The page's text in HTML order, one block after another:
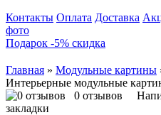
Контакты Оплата Доставка
фото
Подарок -5% скидка
Главная » Модульные картины
Интерьерные модульные
0 отзывов
закладки